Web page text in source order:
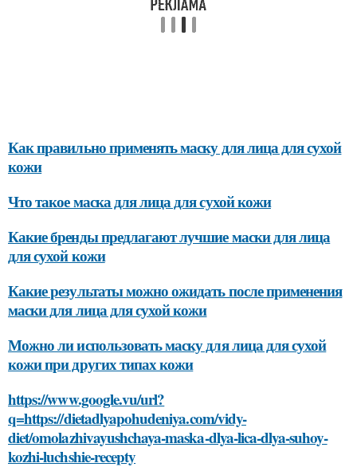
Как правильно применять маску для лица для сухой
кожи
Что такое маска для лица для сухой кожи
Какие бренды предлагают лучшие маски для лица
для сухой кожи
Какие результаты можно ожидать после применения
маски для лица для сухой кожи
Можно ли использовать маску для лица для сухой
кожи при других типах кожи
https://www.google.vu/url?
q=https://dietadlyapohudeniya.com/vidy-
diet/omolazhivayushchaya-maska-dlya-lica-dlya-suhoy-
kozhi-luchshie-recepty